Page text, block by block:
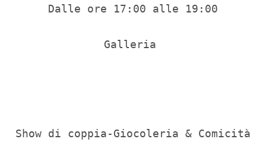
Dalle ore 17:00 alle 19:00
Galleria
Show di coppia-Giocoleria & Comicità